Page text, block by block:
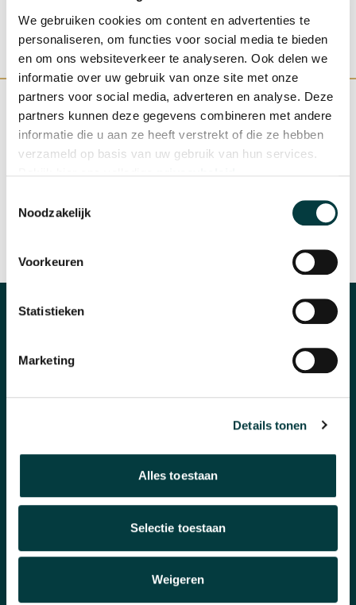
We gebruiken cookies om content en advertenties te
personaliseren, om functies voor social media te bieden
en om ons websiteverkeer te analyseren. Ook delen we
informatie over uw gebruik van onze site met onze
partners voor social media, adverteren en analyse. Deze
partners kunnen deze gegevens combineren met andere
informatie die u aan ze heeft verstrekt of die ze hebben
verzameld op basis van uw gebruik van hun services.
Noodzakelijk
Voorkeuren
Statistieken
Marketing
Details tonen
Alles toestaan
Selectie toestaan
Weigeren
WINKEL IN NIJMEGEN OFFICIEEL VERKOOPPUNT
SNELLE REACTIE INRUILEN HORLOGE
Horloges
Banden en accessoires
Nieuws
WAAROM BIJ ONS KOPEN?